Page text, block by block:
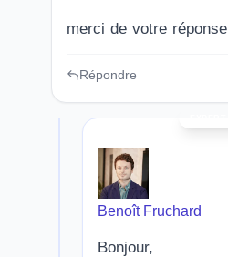
merci de votre réponse
Répondre
Benoît Fruchard
Bonjour,